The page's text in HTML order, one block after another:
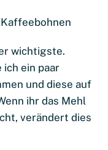
wichtigste.
ich ein paar
und diese auf
ihr das Mehl
verändert dies